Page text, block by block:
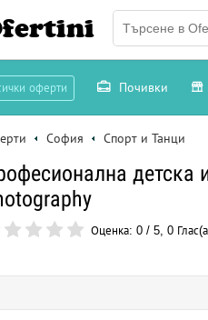
оферти Почивки
София Спорт и Танци
детска
Оценка: 0 / 5, 0